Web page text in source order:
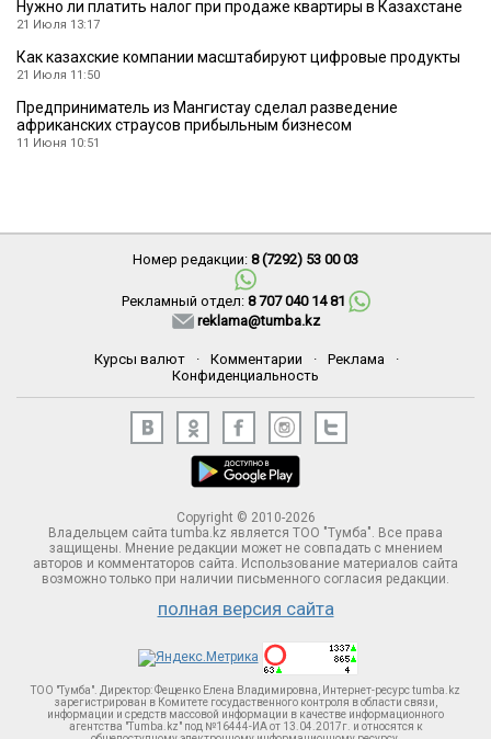
Нужно ли платить налог при продаже квартиры в Казахстане
21 Июля 13:17
Как казахские компании масштабируют цифровые продукты
21 Июля 11:50
Предприниматель из Мангистау сделал разведение
африканских страусов прибыльным бизнесом
11 Июня 10:51
Номер редакции: 8 (7292) 53 00 03
Рекламный отдел: 8 707 040 14 81
reklama@tumba.kz
Курсы валют · Комментарии · Реклама
·
Конфиденциальность
Copyright © 2010-2026
Владельцем сайта tumba.kz является ТОО "Тумба". Все права
защищены. Мнение редакции может не совпадать с мнением
авторов и комментаторов сайта. Использование материалов сайта
возможно только при наличии письменного согласия редакции.
полная версия сайта
ТОО "Тумба". Директор: Фещенко Елена Владимировна, Интернет-ресурс tumba.kz
зарегистрирован в Комитете госудаственного контроля в области связи,
информации и средств массовой информации в качестве информационного
агентства "Tumba.kz" под №16444-ИА от 13.04.2017г. и относятся к